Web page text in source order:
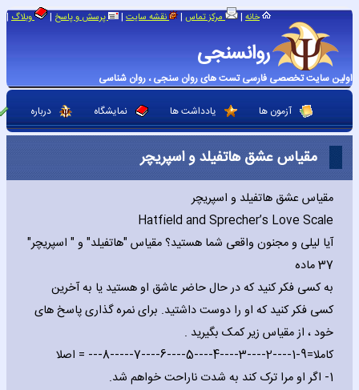
روانسنجی
اولین سایت تخصصی فارسی تست های روان سنجی ، روان شناسی
خانه | مرکز تماس | نقشه سایت | پرسش و پاسخ | وبلاگ |
آزمون ها یادداشت ها نمایشگاه درباره
مقیاس عشق هاتفیلد و اسپریچر
مقیاس عشق هاتفیلد و اسپریچر
Hatfield and Sprecher’s Love Scale
آیا لیلی و مجنون واقعی شما هستید؟ مقیاس "هاتفیلد" و " اسپریچر"
37 ماده
به کسی فکر کنید که در حال حاضر عاشق او هستید یا به آخرین
کسی فکر کنید که او را دوست داشتید. برای نمره گذاری پاسخ های
خود ، از مقیاس زیر کمک بگیرید .
کاملا=9-‎--‎-8-‎--‎--7-‎--‎-6-‎--‎-5-‎--‎-4-‎--‎-3-‎--‎-2-‎--‎-1 = اصلا
1- اگر او مرا ترک کند به شدت ناراحت خواهم شد.